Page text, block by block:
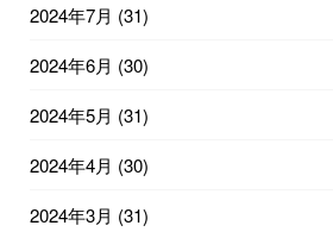
2024年7月 (31)
2024年6月 (30)
2024年5月 (31)
2024年4月 (30)
2024年3月 (31)